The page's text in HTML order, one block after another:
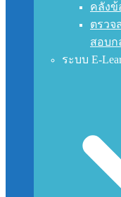
คลังข้
ตรวจ
สอบก
ระบบ E-